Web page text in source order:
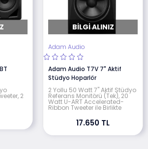
2
BILGI ALINIZ
Adam Audio
Adam Audio T7V 7" Aktif
Stüdyo Hoparlör
2 Yollu 50 Watt 7" Aktif Stüdyo
Referans Monitörü (Tek), 20
Watt U-ART Accelerated-
Ribbon Tweeter ile Birlikte
17.650 TL